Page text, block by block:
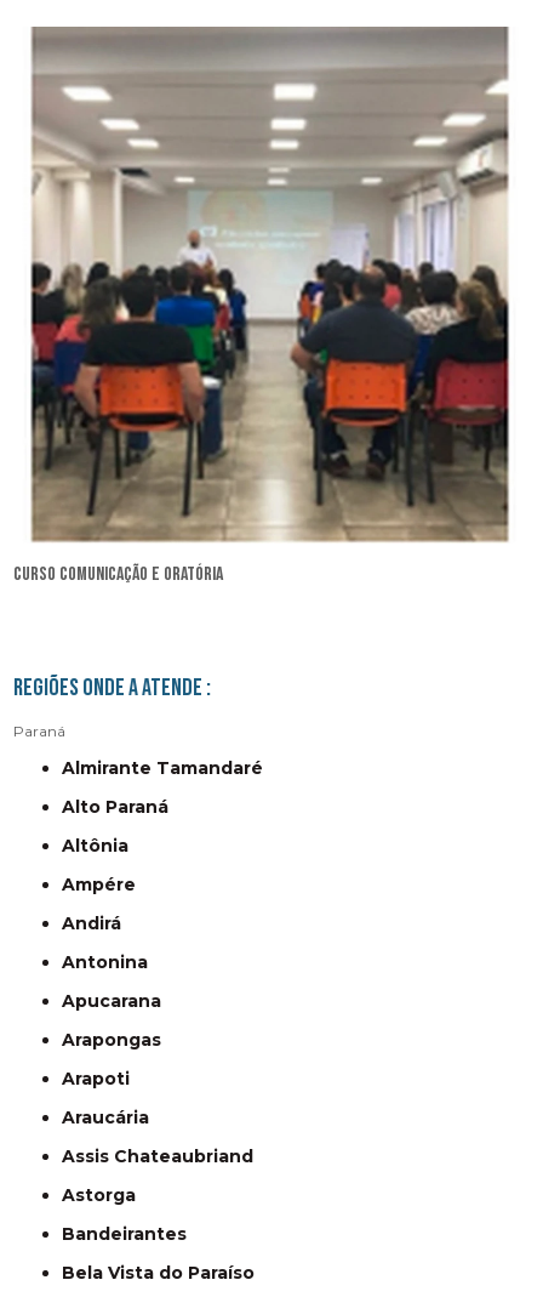
curso comunicação e oratória
Regiões onde a atende :
Paraná
Almirante Tamandaré
Alto Paraná
Altônia
Ampére
Andirá
Antonina
Apucarana
Arapongas
Arapoti
Araucária
Assis Chateaubriand
Astorga
Bandeirantes
Bela Vista do Paraíso